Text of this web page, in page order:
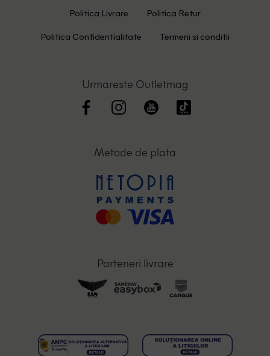
Politica Livrare Politica Retur
Politica Confidentialitate Termeni si conditii
Urmareste Outletmag
Metode de plata
Parteneri livrare